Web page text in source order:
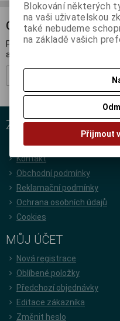
ODBĚR NOVINEK
Přihlašte se k odběru novinek
akcích a soutěžích.
ZÁKAZNICKÝ SERVIS
Rychlá objednávka
Kontakt
Obchodní podmínky
Reklamační podmínky
Ochrana osobních údajů
Cookies
MŮJ ÚČET
Nová registrace
Oblíbené položky
Předchozí objednávky
Editace zákazníka
Změnit heslo
Blokování některých
na vaši uživatelskou
také nebudeme
na základě vašich
Přijmout